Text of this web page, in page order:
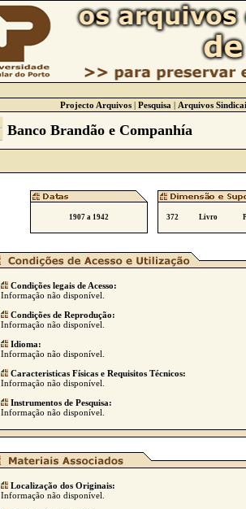
Projecto Arquivos| Pesquisa | Arquivos
Banco Brandão e Companhía
1907 a 1942 372 Livro
Condições legais de Acesso:
Informação não disponível.
Condições de Reprodução:
Informação não disponível.
Idioma:
Informação não disponível.
Caracteristicas Físicas e Requisitos Técnicos:
Informação não disponível.
Instrumentos de Pesquisa:
Informação não disponível.
Localização dos Originais:
Informação não disponível.